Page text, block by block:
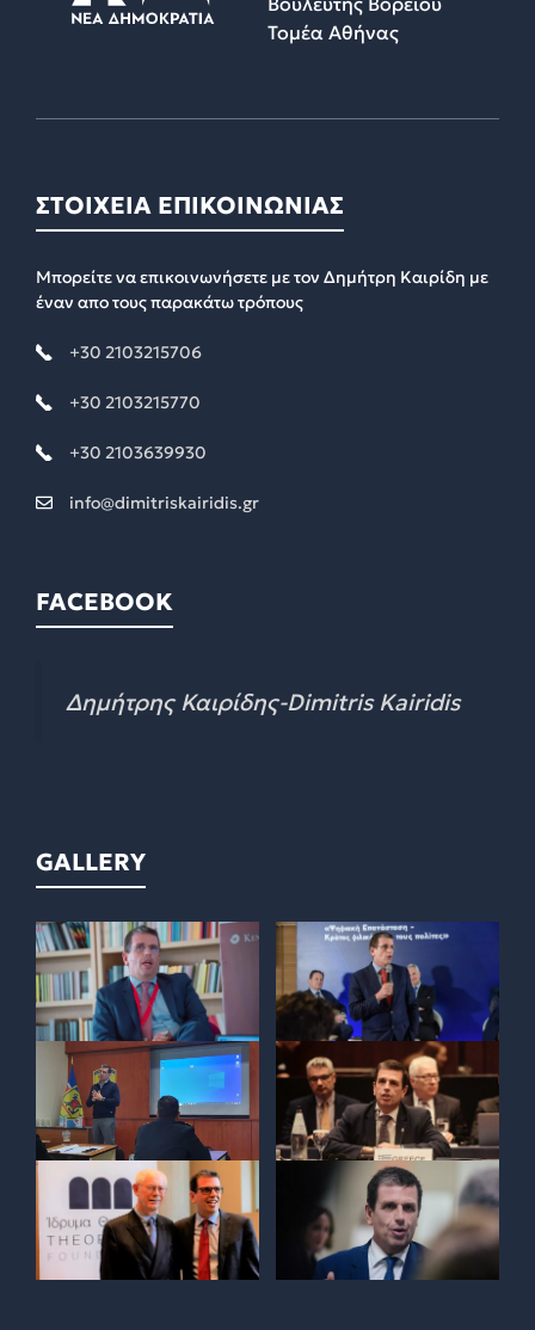
Τομέα Αθήνας
ΣΤΟΙΧΕΙΑ ΕΠΙΚΟΙΝΩΝΙΑΣ
Μπορείτε να επικοινωνήσετε με τον Δημήτρη Καιρίδη με
έναν απο τους παρακάτω τρόπους
+30 2103215706
+30 2103215770
+30 2103639930
info@dimitriskairidis.gr
FACEBOOK
Δημήτρης Καιρίδης-Dimitris Kairidis
GALLERY